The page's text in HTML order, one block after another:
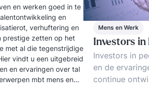
en werken goed in te
en
verhuftering en
prestige zetten op het
met al die tegenstrijdige
vindt u een uitgebreid
en ervaringen over tal
mbt mens en
Mens en Werk
Investors in
Investors in
en de
continue